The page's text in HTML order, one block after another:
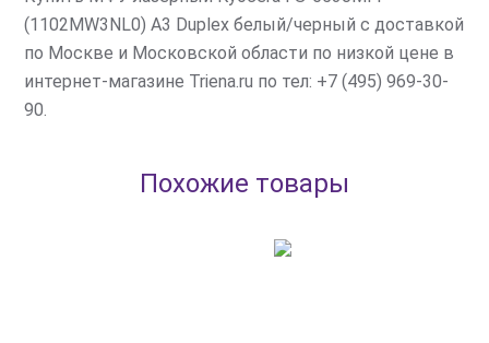
(1102MW3NL0) A3 Duplex белый/черный с доставкой
по Москве и Московской области по низкой цене в
интернет-магазине Triena.ru по тел: +7 (495) 969-30-
90.
Похожие товары